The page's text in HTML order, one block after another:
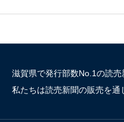
滋賀県で発行部数No.1の読売
私たちは読売新聞の販売を通